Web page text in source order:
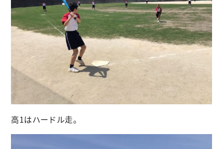
高1はハードル走。